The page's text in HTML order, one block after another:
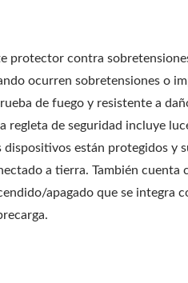
protector contra
ocurren sobretensiones o
de fuego y resistente a
regleta de seguridad incluye
dispositivos están protegidos y
a tierra. También cuenta
apagado que se integra